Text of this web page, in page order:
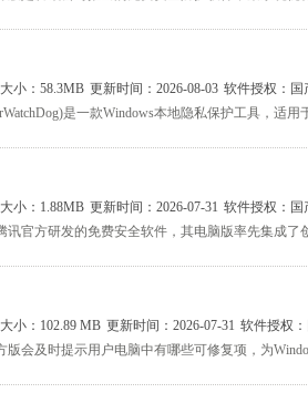
大小：58.3MB 更新时间：2026-08-03 软件授权： 国
大小：1.88MB 更新时间：2026-07-31 软件授权： 国
大小：102.89 MB 更新时间：2026-07-31 软件授权：